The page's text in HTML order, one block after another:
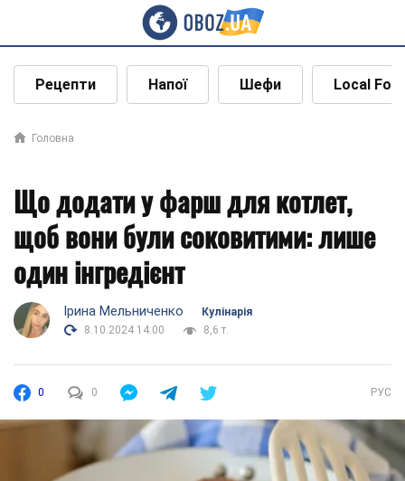
Рецепти Напої Шефи Local
Головна
Що додати у фарш для котлет,
щоб вони були соковитими: лише
один інгредієнт
Ірина Мельниченко
Кулінарія
8.10.2024 14:00
8,6 т.
0 0 РУС